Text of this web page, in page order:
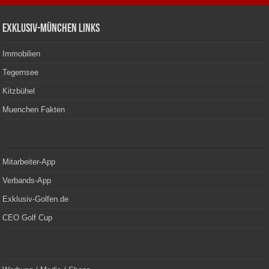
Exklusiv-München Links
Immobilien
Tegernsee
Kitzbühel
Muenchen Fakten
Mitarbeiter-App
Verbands-App
Exklusiv-Golfen.de
CEO Golf Cup